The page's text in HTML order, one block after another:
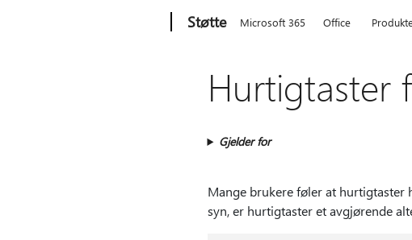
Støtte Microsoft 365 Office
Hurtigtaster
Gjelder for
Mange brukere føler at hurtigtaster
syn, er hurtigtaster et avgjørende